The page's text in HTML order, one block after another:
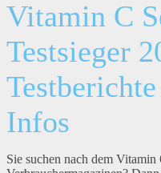
Vitamin C
Testsieger
Infos
Sie suchen nach dem